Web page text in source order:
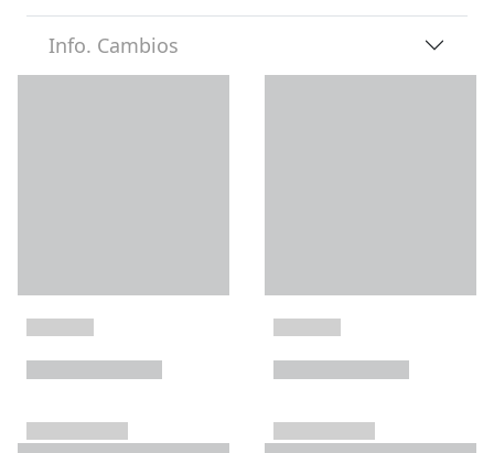
Info. Cambios